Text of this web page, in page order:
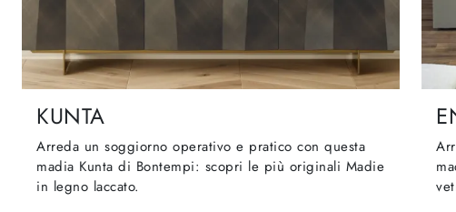
KUNTA
Arreda un soggiorno operativo e pratico con questa
madia Kunta di Bontempi: scopri le più originali Madie
in legno laccato.